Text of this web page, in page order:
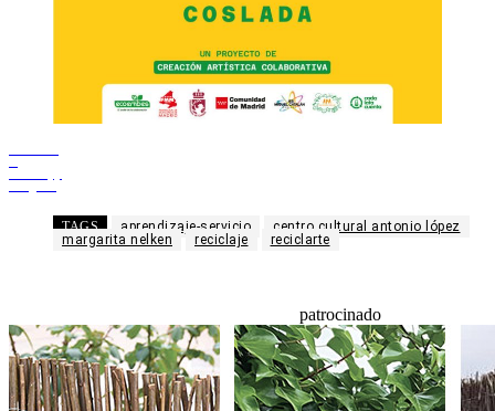
TAGS aprendizaje-servicio
centro cultural antonio lópez
margarita nelken
reciclaje reciclarte
patrocinado